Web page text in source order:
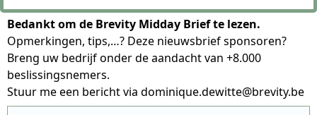
Bedankt om de Brevity Midday Brief te lezen.
Opmerkingen, tips,…? Deze nieuwsbrief sponsoren?
Breng uw bedrijf onder de aandacht van +8.000
beslissingsnemers.
Stuur me een bericht via dominique.dewitte@brevity.be